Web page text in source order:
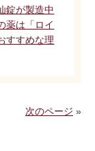
錠が製造中
薬は「ロイ
すすめな理
次のページ »